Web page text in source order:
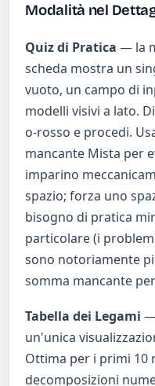
Modalità nel
Quiz di Pratica — la
scheda mostra un
vuoto, un campo di
modelli visivi a lato.
o-rosso e procedi.
mancante Mista per
imparino
spazio; forza uno
bisogno di pratica
particolare (i
sono notoriamente
somma mancante
Tabella dei Legami —
un'unica
Ottima per i primi 10
decomposizioni